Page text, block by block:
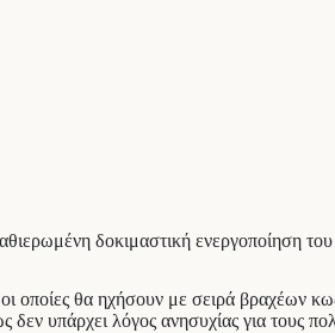
δοκιμαστική ενεργοποίηση
οποίες θα ηχήσουν με σειρά βραχέων
υπάρχει λόγος ανησυχίας για τους